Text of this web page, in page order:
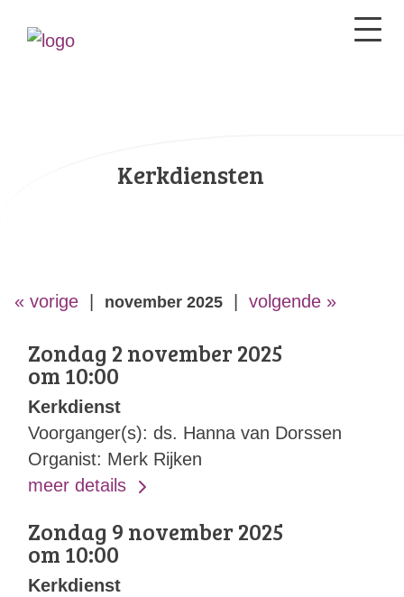
Kerkdiensten
« vorige november 2025 volgende »
Zondag 2 november 2025
om 10:00
Kerkdienst
Voorganger(s): ds. Hanna van Dorssen
Organist: Merk Rijken
meer details
Zondag 9 november 2025
om 10:00
Kerkdienst